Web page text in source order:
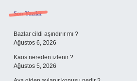
Sidebar
Son Yazılar
Bazlar cildi aşındırır mı ?
Ağustos 6, 2026
Kaos nereden izlenir ?
Ağustos 5, 2026